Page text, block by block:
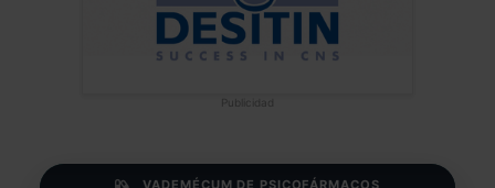
Publicidad
VADEMÉCUM DE PSICOFÁRMACOS